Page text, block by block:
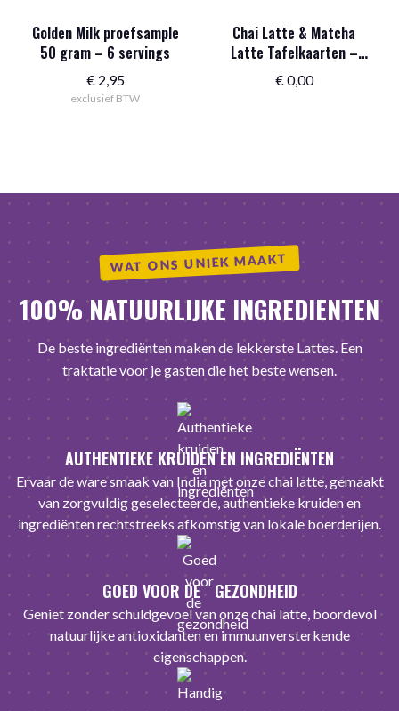
Golden Milk proefsample
50 gram – 6 servings
€2,95
exclusief BTW
Chai Latte & Matcha
Latte Tafelkaarten –
Iced & Hot – kleurrijk en
informatief!
€0,00
WAT ONS UNIEK MAAKT
100% NATUURLIJKE INGREDIENTEN
De beste ingrediënten maken de lekkerste Lattes. Een
traktatie voor je gasten die het beste wensen.
AUTHENTIEKE KRUIDEN EN INGREDIËNTEN
Ervaar de ware smaak van India met onze chai latte, gemaakt
van zorgvuldig geselecteerde, authentieke kruiden en
ingrediënten rechtstreeks afkomstig van lokale boerderijen.
GOED VOOR DE GEZONDHEID
Geniet zonder schuldgevoel van onze chai latte, boordevol
natuurlijke antioxidanten en immuunversterkende
eigenschappen.